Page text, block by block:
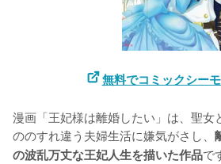
無料でコミックシー
漫画「王妃様は離婚したい」は、聖女
ののすれ違う夫婦生活に嫌気がさし、
の波乱万丈な王妃人生を描いた作品で